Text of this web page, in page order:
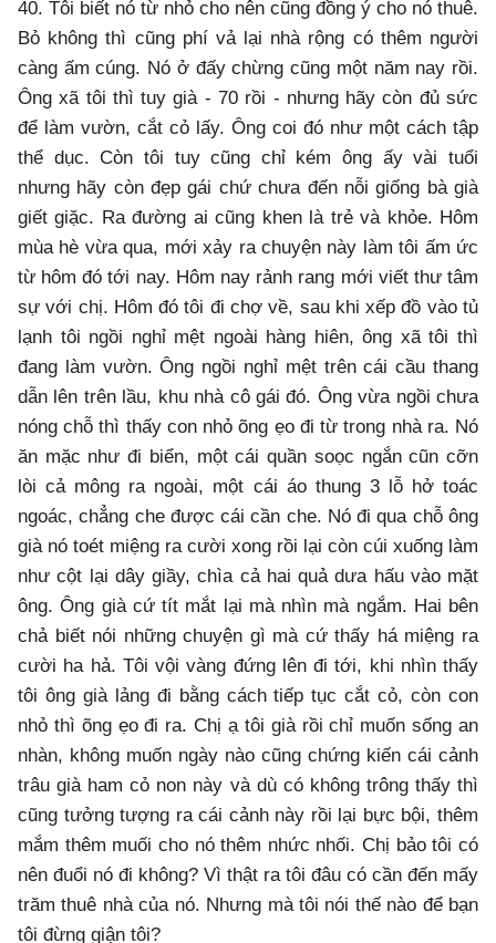
40. Tôi biết nó từ nhỏ cho nên cũng đồng ý cho nó thuê.
Bỏ không thì cũng phí vả lại nhà rộng có thêm người
càng ấm cúng. Nó ở đấy chừng cũng một năm nay rồi.
Ông xã tôi thì tuy già - 70 rồi - nhưng hãy còn đủ sức
để làm vườn, cắt cỏ lấy. Ông coi đó như một cách tập
thể dục. Còn tôi tuy cũng chỉ kém ông ấy vài tuổi
nhưng hãy còn đẹp gái chứ chưa đến nỗi giống bà già
giết giặc. Ra đường ai cũng khen là trẻ và khỏe. Hôm
mùa hè vừa qua, mới xảy ra chuyện này làm tôi ấm ức
từ hôm đó tới nay. Hôm nay rảnh rang mới viết thư tâm
sự với chị. Hôm đó tôi đi chợ về, sau khi xếp đồ vào tủ
lạnh tôi ngồi nghỉ mệt ngoài hàng hiên, ông xã tôi thì
đang làm vườn. Ông ngồi nghỉ mệt trên cái cầu thang
dẫn lên trên lầu, khu nhà cô gái đó. Ông vừa ngồi chưa
nóng chỗ thì thấy con nhỏ õng ẹo đi từ trong nhà ra. Nó
ăn mặc như đi biển, một cái quần soọc ngắn cũn cỡn
lòi cả mông ra ngoài, một cái áo thung 3 lỗ hở toác
ngoác, chẳng che được cái cần che. Nó đi qua chỗ ông
già nó toét miệng ra cười xong rồi lại còn cúi xuống làm
như cột lại dây giầy, chìa cả hai quả dưa hấu vào mặt
ông. Ông già cứ tít mắt lại mà nhìn mà ngắm. Hai bên
chả biết nói những chuyện gì mà cứ thấy há miệng ra
cười ha hả. Tôi vội vàng đứng lên đi tới, khi nhìn thấy
tôi ông già lảng đi bằng cách tiếp tục cắt cỏ, còn con
nhỏ thì õng ẹo đi ra. Chị ạ tôi già rồi chỉ muốn sống an
nhàn, không muốn ngày nào cũng chứng kiến cái cảnh
trâu già ham cỏ non này và dù có không trông thấy thì
cũng tưởng tượng ra cái cảnh này rồi lại bực bội, thêm
mắm thêm muối cho nó thêm nhức nhối. Chị bảo tôi có
nên đuổi nó đi không? Vì thật ra tôi đâu có cần đến mấy
trăm thuê nhà của nó. Nhưng mà tôi nói thế nào để bạn
tôi đừng giận tôi?